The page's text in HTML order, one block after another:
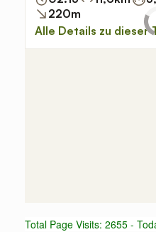
Total Page Visits: 2655 -